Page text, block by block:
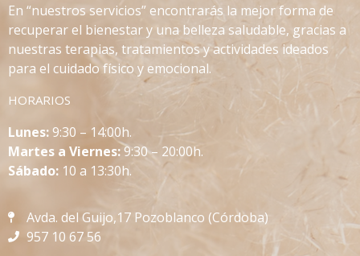
En “nuestros servicios” encontrarás la mejor forma de
recuperar el bienestar y una belleza saludable, gracias a
nuestras terapias, tratamientos y actividades ideados
para el cuidado físico y emocional.
HORARIOS
Lunes:9:30 – 14:00h.
Martes a Viernes:9:30 – 20:00h.
Sábado: 10 a 13:30h.
Avda. del Guijo,17 Pozoblanco (Córdoba)
957 10 67 56